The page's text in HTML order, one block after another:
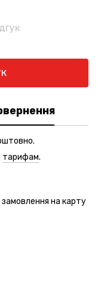
тарифам.
на карту